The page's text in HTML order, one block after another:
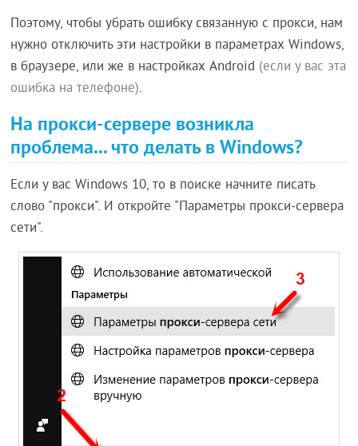
Поэтому, чтобы убрать ошибку связанную с прокси, нам
нужно отключить эти настройки в параметрах Windows,
в браузере, или же в настройках Android (если у вас эта
ошибка на телефоне).
На прокси-сервере возникла
проблема... что делать в Windows?
Если у вас Windows 10, то в поиске начните писать
слово "прокси". И откройте "Параметры прокси-сервера
сети".